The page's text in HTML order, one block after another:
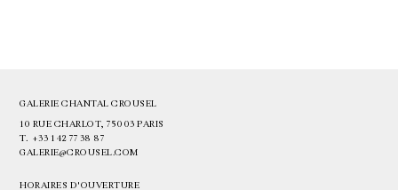
GALERIE CHANTAL CROUSEL
10 RUE CHARLOT, 75003 PARIS
T. +33 1 42 77 38 87
GALERIE@CROUSEL.COM
HORAIRES D'OUVERTURE